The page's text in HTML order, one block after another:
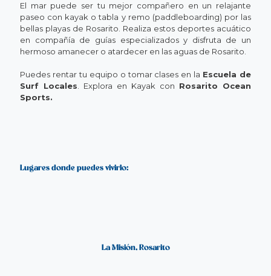
El mar puede ser tu mejor compañero en un relajante
paseo con kayak o tabla y remo (paddleboarding) por las
bellas playas de Rosarito. Realiza estos deportes acuático
en compañía de guías especializados y disfruta de un
hermoso amanecer o atardecer en las aguas de Rosarito.
Puedes rentar tu equipo o tomar clases en la Escuela de
Surf Locales . Explora en Kayak con Rosarito Ocean
Sports.
Lugares donde puedes vivirlo:
La Misión, Rosarito